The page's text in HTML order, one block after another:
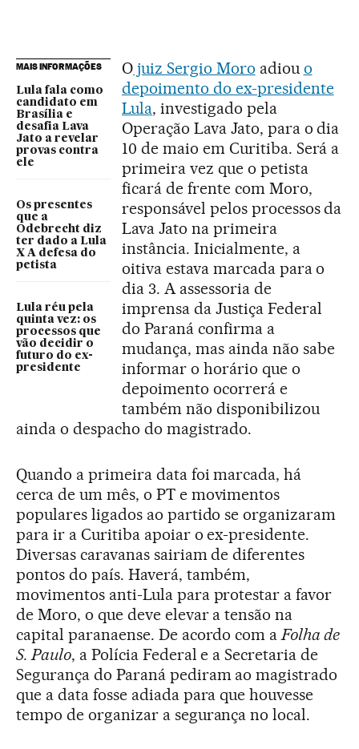
MAIS INFORMAÇÕES
Lula fala como
candidato em
Brasília e
desafia Lava
Jato a revelar
provas contra
ele
Os presentes
que a
Odebrecht diz
ter dado a Lula
X A defesa do
petista
Lula réu pela
quinta vez: os
processos que
vão decidir o
futuro do ex-
presidente
Ojuiz Sergio Moro adiou o
depoimento do ex-presidente
Lula, investigado pela
Operação Lava Jato, para o dia
10 de maio em Curitiba. Será a
primeira vez que o petista
ficará de frente com Moro,
responsável pelos processos da
Lava Jato na primeira
instância. Inicialmente, a
oitiva estava marcada para o
dia 3. A assessoria de
imprensa da Justiça Federal
do Paraná confirma a
mudança, mas ainda não sabe
informar o horário que o
depoimento ocorrerá e
também não disponibilizou
ainda o despacho do magistrado.
Quando a primeira data foi marcada, há
cerca de um mês, o PT e movimentos
populares ligados ao partido se organizaram
para ir a Curitiba apoiar o ex-presidente.
Diversas caravanas sairiam de diferentes
pontos do país. Haverá, também,
movimentos anti-Lula para protestar a favor
de Moro, o que deve elevar a tensão na
capital paranaense. De acordo com aFolha de
S. Paulo, a Polícia Federal e a Secretaria de
Segurança do Paraná pediram ao magistrado
que a data fosse adiada para que houvesse
tempo de organizar a segurança no local.